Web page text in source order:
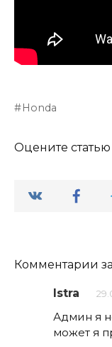
Honda
Оцените статью
Комментарии
Istra
Админ я
может я